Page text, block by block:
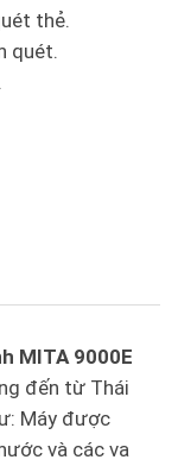
thẻ.
quét.
MITA 9000E
đến từ Thái
Máy được
và các va